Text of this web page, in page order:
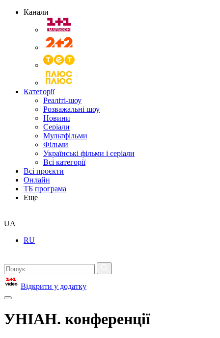
Канали
Категорії
Реаліті-шоу
Розважальні шоу
Новини
Серіали
Мультфільми
Фільми
Українські фільми і серіали
Всі категорії
Всі проєкти
Онлайн
ТБ програма
Еще
UA
RU
Відкрити у додатку
УНІАН. конференції